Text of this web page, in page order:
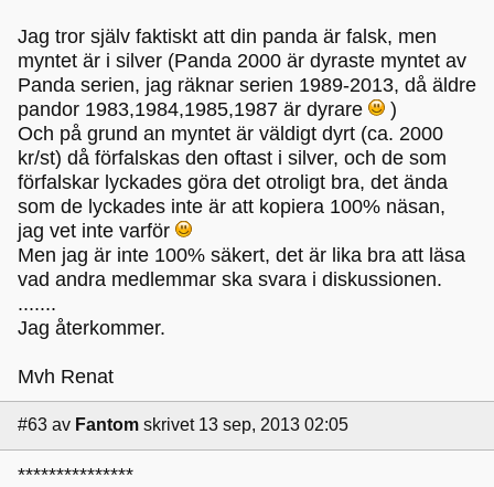
Jag tror själv faktiskt att din panda är falsk, men
myntet är i silver (Panda 2000 är dyraste myntet av
Panda serien, jag räknar serien 1989-2013, då äldre
pandor 1983,1984,1985,1987 är dyrare
)
Och på grund an myntet är väldigt dyrt (ca. 2000
kr/st) då förfalskas den oftast i silver, och de som
förfalskar lyckades göra det otroligt bra, det ända
som de lyckades inte är att kopiera 100% näsan,
jag vet inte varför
Men jag är inte 100% säkert, det är lika bra att läsa
vad andra medlemmar ska svara i diskussionen.
.......
Jag återkommer.
Mvh Renat
#63 av Fantom skrivet 13 sep, 2013 02:05
***************